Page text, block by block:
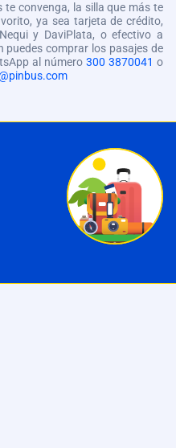
te convenga, la silla que más te
ya sea tarjeta de crédito,
y DaviPlata, o efectivo a
puedes comprar los pasajes de
al número 300 3870041 o